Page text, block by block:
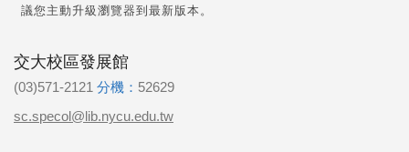
議您主動升級瀏覽器到最新版本。
交大校區發展館
(03)571-2121 分機： 52629
sc.specol@lib.nycu.edu.tw